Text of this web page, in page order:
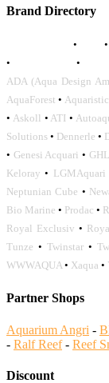
Brand Directory
• •
•
•
ADA (Aqua Design
AquaForest •
• Askoll • ATI •
Solutions • Dennerle •
• Genesi Acquari • GHL
Keloray • LGMAquari
Neptunian Cube •
Bio Marine • Prodac •
Royal Exclusiv •
Tunze • Twinstar •
WWWAQUA• Xaqua •
Partner Shops
Aquarium Angri -
- Ralf Reef- Reef
Discount